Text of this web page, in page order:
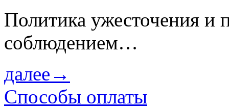
Политика ужесточения и
соблюдением…
далее→
Способы оплаты